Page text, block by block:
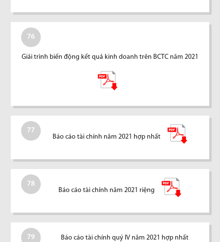
76
Giải trình biến động kết quả kinh doanh trên BCTC năm 2021
77
Báo cáo tài chính năm 2021 hợp nhất
78
Báo cáo tài chính năm 2021 riệng
79 Báo cáo tài chính quý IV năm 2021 hợp nhất